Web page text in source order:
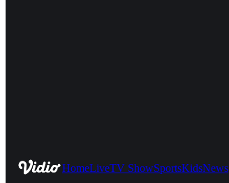
HomeLiveTV ShowSportsKidsNews